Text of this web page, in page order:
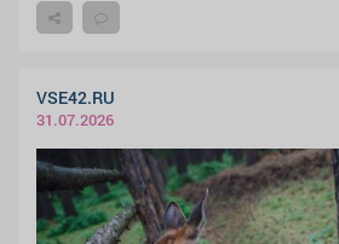
VSE42.RU
31.07.2026